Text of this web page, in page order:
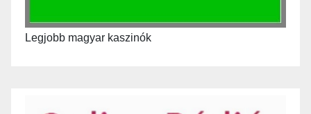
Legjobb magyar kaszinók